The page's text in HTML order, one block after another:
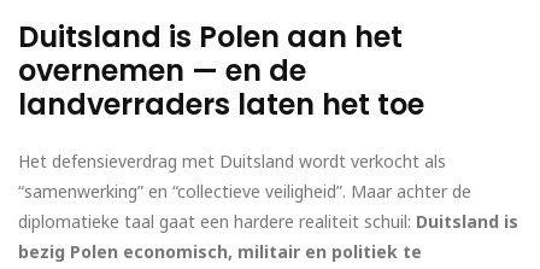
Duitsland is Polen aan het
overnemen — en de
landverraders laten het toe
Het defensieverdrag met Duitsland wordt verkocht als
“samenwerking” en “collectieve veiligheid”. Maar achter de
diplomatieke taal gaat een hardere realiteit schuil: Duitsland is
bezig Polen economisch, militair en politiek te